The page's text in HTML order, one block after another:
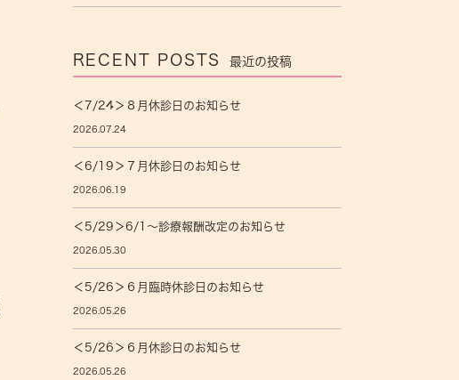
RECENT POSTS 最近の投稿
＜7/24＞８月休診日のお知らせ
2026.07.24
＜6/19＞７月休診日のお知らせ
2026.06.19
＜5/29＞6/1〜診療報酬改定のお知らせ
2026.05.30
＜5/26＞６月臨時休診日のお知らせ
2026.05.26
＜5/26＞６月休診日のお知らせ
2026.05.26